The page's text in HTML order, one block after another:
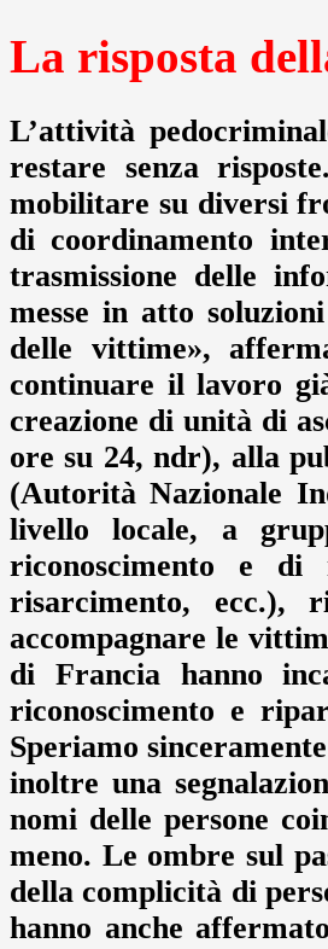
La risposta
L’attività
restare senza
mobilitare su diversi
di coordinamento
trasmissione delle
messe in atto
delle vittime»,
continuare il lavoro
creazione di unità di
ore su 24, ndr), alla
(Autorità Nazionale
livello locale, a
riconoscimento e di
risarcimento, ecc.),
accompagnare le
di Francia hanno
riconoscimento e
Speriamo
inoltre una
nomi delle persone
meno. Le ombre sul
della complicità di
hanno anche